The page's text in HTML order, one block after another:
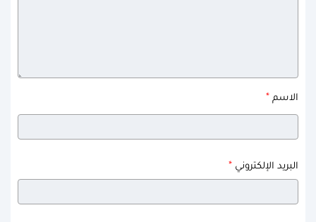
الاسم *
البريد الإلكتروني *